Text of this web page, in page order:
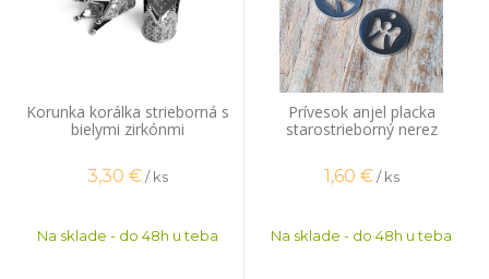
Korunka korálka strieborná s
bielymi zirkónmi
3,30 € / ks
Na sklade - do 48h u teba
Prívesok anjel placka
starostrieborný nerez
1,60 € / ks
Na sklade - do 48h u teba